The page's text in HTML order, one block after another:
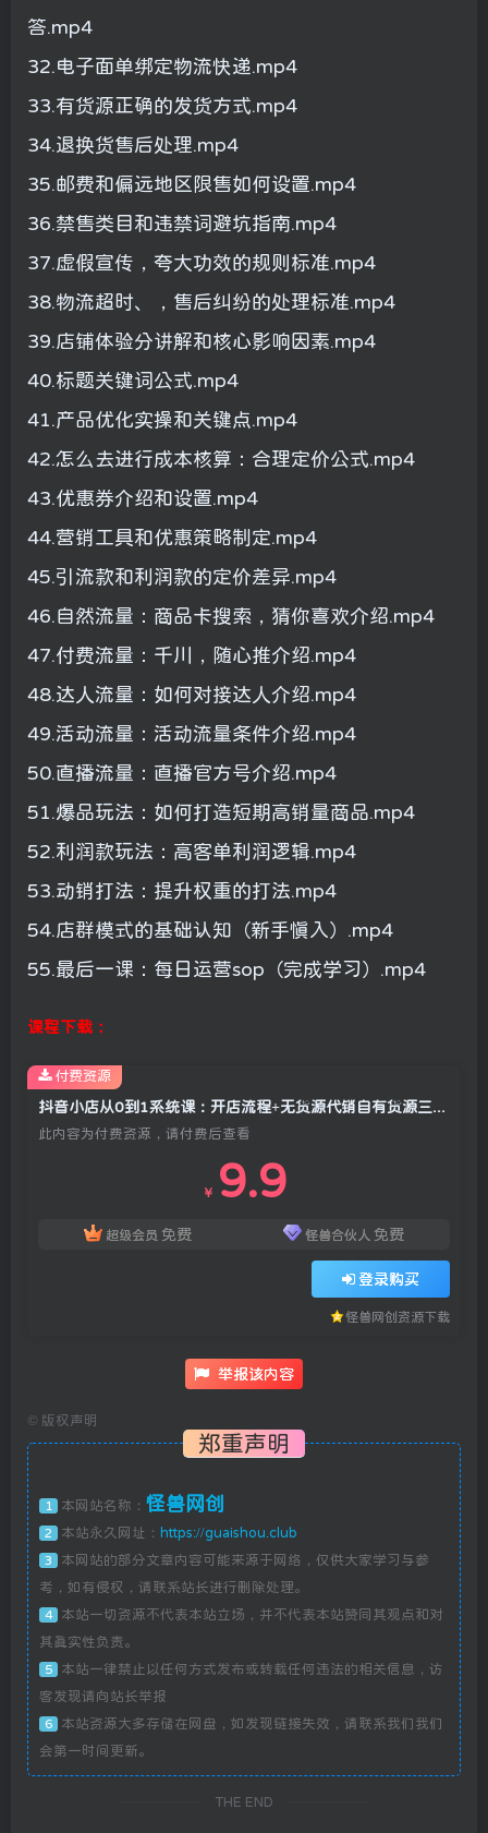
答.mp4
32.电子面单绑定物流快递.mp4
33.有货源正确的发货方式.mp4
34.退换货售后处理.mp4
35.邮费和偏远地区限售如何设置.mp4
36.禁售类目和违禁词避坑指南.mp4
37.虚假宣传，夸大功效的规则标准.mp4
38.物流超时、，售后纠纷的处理标准.mp4
39.店铺体验分讲解和核心影响因素.mp4
40.标题关键词公式.mp4
41.产品优化实操和关键点.mp4
42.怎么去进行成本核算：合理定价公式.mp4
43.优惠券介绍和设置.mp4
44.营销工具和优惠策略制定.mp4
45.引流款和利润款的定价差异.mp4
46.自然流量：商品卡搜索，猜你喜欢介绍.mp4
47.付费流量：千川，随心推介绍.mp4
48.达人流量：如何对接达人介绍.mp4
49.活动流量：活动流量条件介绍.mp4
50.直播流量：直播官方号介绍.mp4
51.爆品玩法：如何打造短期高销量商品.mp4
52.利润款玩法：高客单利润逻辑.mp4
53.动销打法：提升权重的打法.mp4
54.店群模式的基础认知（新手慎入）.mp4
55.最后一课：每日运营sop（完成学习）.mp4
课程下载：
此内容为付费资源，请付费后查看
￥ 9.9
超级会员 免费 怪兽合伙人 免费
登录购买
怪兽网创资源下载
付费资源
举报该内容
© 版权声明
郑重声明
1 本网站名称： 怪兽网创
2 本站永久网址： https://guaishou.club
3
本网站的部分文章内容可能来源于网络，仅供大家学习与参
考，如有侵权，请联系站长进行删除处理。
4
本站一切资源不代表本站立场，并不代表本站赞同其观点和对
其真实性负责。
5
本站一律禁止以任何方式发布或转载任何违法的相关信息，访
客发现请向站长举报
6
本站资源大多存储在网盘，如发现链接失效，请联系我们我们
会第一时间更新。
THE END